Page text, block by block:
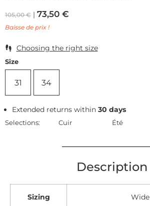
105,00€ 73,50 €
Baisse de prix !
Choosing the right size
Size
31 34
Extended returns within30 days
Selections: Cuir Été
Description
Sizing Wide